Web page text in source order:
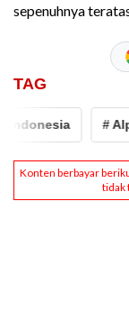
sepenuhnya
TAG
#